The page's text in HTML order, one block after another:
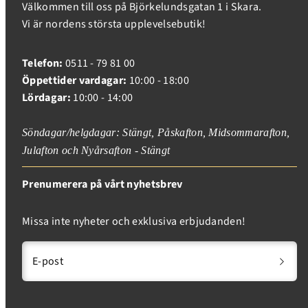
Välkommen till oss på Björkelundsgatan 1 i Skara.
Vi är nordens största upplevelsebutik!
Telefon: 0511 - 79 81 00
Öppettider vardagar: 10:00 - 18:00
Lördagar: 10:00 - 14:00
Söndagar/helgdagar: Stängt, Påskafton, Midsommarafton,
Julafton och Nyårsafton - Stängt
Prenumerera på vårt nyhetsbrev
Missa inte nyheter och exklusiva erbjudanden!
E-post